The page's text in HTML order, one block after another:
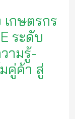
กษตรกร
ระดับ
ามรู้-
คู่ค้า สู่